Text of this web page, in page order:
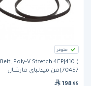
متوفر
Belt, Poly-V Stretch 4EPJ410 (
70457)من ميدلباي مارشال
198.95